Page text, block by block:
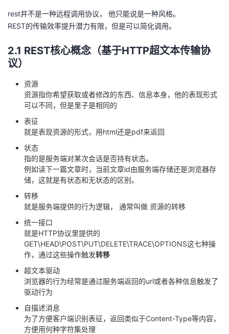
rest并不是一种远程调用协议， 他只能说是一种风格。
REST的传输效率提升潜力有限，但是可以简化调用。
2.1 REST核心概念（基于HTTP超文本传输协
议）
资源
资源指你希望获取或者修改的东西、信息本身，他的表现形式
可以不同，但是里子是相同的
表征
就是表现资源的形式，用html还是pdf来返回
状态
指的是服务端对某次会话是否持有状态。
例如读下一篇文章时，当前文章id由服务端存储还是浏览器存
储，这就是有状态和无状态的区别。
转移
就是服务端提供的行为逻辑， 通常叫做 资源的转移
统一接口
就是HTTP协议里提供的
GET\HEAD\POST\PUT\DELETE\TRACE\OPTIONS这七种操
作，通过这些操作触发转移
超文本驱动
浏览器的行为经常是通过服务端返回的url或者各种信息触发了
驱动行为
自描述消息
为了方便客户端识别表征，返回类似于Content-Type等内容，
方便用何种字符集处理